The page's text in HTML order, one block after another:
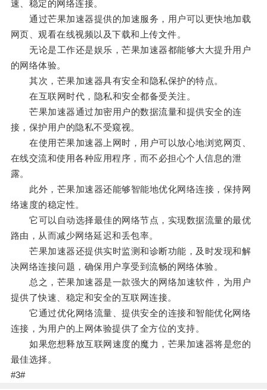
速、稳定的网络连接。
通过芒果加速器提供的加速服务，用户可以更快地加载
网页、观看在线视频以及下载和上传文件。
无论是工作还是娱乐，芒果加速器都能够大大提升用户
的网络体验。
其次，芒果加速器具有安全和隐私保护的特点。
在互联网时代，隐私和安全都备受关注。
芒果加速器通过加密用户的数据流量和提供安全的连
接，保护用户的隐私不受窥视。
在使用芒果加速器上网时，用户可以放心地浏览网页、
在线交流和使用各种应用程序，而不必担心个人信息的泄
露。
此外，芒果加速器还能够智能地优化网络连接，保持网
络速度的稳定性。
它可以自动选择最佳的网络节点，实现数据流量的最优
路由，从而减少网络延迟和丢包率。
芒果加速器还提供实时监测和诊断功能，及时发现和解
决网络连接问题，确保用户享受到流畅的网络体验。
总之，芒果加速器是一款强大的网络加速软件，为用户
提供了快速、稳定和安全的互联网连接。
它通过优化网络流量、提供安全的连接和智能优化网络
连接，为用户的上网体验提供了全方位的支持。
如果您想释放互联网速度的魔力，芒果加速器将是您的
最佳选择。
#3#